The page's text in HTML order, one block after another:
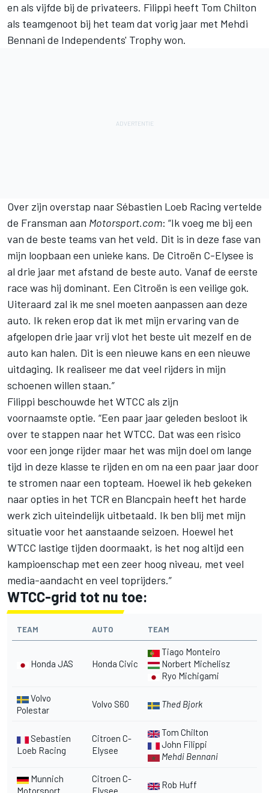
en als vijfde bij de privateers. Filippi heeft Tom Chilton
als teamgenoot bij het team dat vorig jaar met Mehdi
Bennani de Independents' Trophy won.
Over zijn overstap naar Sébastien Loeb Racing vertelde
de Fransman aan Motorsport.com: “Ik voeg me bij een
van de beste teams van het veld. Dit is in deze fase van
mijn loopbaan een unieke kans. De Citroën C-Elysee is
al drie jaar met afstand de beste auto. Vanaf de eerste
race was hij dominant. Een Citroën is een veilige gok.
Uiteraard zal ik me snel moeten aanpassen aan deze
auto. Ik reken erop dat ik met mijn ervaring van de
afgelopen drie jaar vrij vlot het beste uit mezelf en de
auto kan halen. Dit is een nieuwe kans en een nieuwe
uitdaging. Ik realiseer me dat veel rijders in mijn
schoenen willen staan.”
Filippi beschouwde het WTCC als zijn
voornaamste optie. “Een paar jaar geleden besloot ik
over te stappen naar het WTCC. Dat was een risico
voor een jonge rijder maar het was mijn doel om lange
tijd in deze klasse te rijden en om na een paar jaar door
te stromen naar een topteam. Hoewel ik heb gekeken
naar opties in het TCR en Blancpain heeft het harde
werk zich uiteindelijk uitbetaald. Ik ben blij met mijn
situatie voor het aanstaande seizoen. Hoewel het
WTCC lastige tijden doormaakt, is het nog altijd een
kampioenschap met een zeer hoog niveau, met veel
media-aandacht en veel toprijders.”
WTCC-grid tot nu toe:
TEAM AUTO TEAM
Honda JAS Honda Civic
Tiago Monteiro
Norbert Michelisz
Ryo Michigami
Volvo
Polestar
Volvo S60 Thed Bjork
Sebastien
Loeb Racing
Citroen C-
Elysee
Tom Chilton
John Filippi
Mehdi Bennani
Munnich
Motorsport
Citroen C-
Elysee
Rob Huff